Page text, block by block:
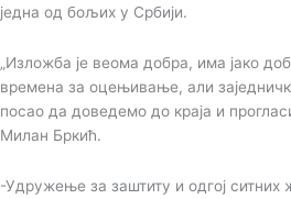
једна од бољих у Србији.
„Изложба је веома добра, има јако
времена за оцењивање, али
посао да доведемо до краја и
Милан Бркић.
-Удружење за заштиту и одгој ситних